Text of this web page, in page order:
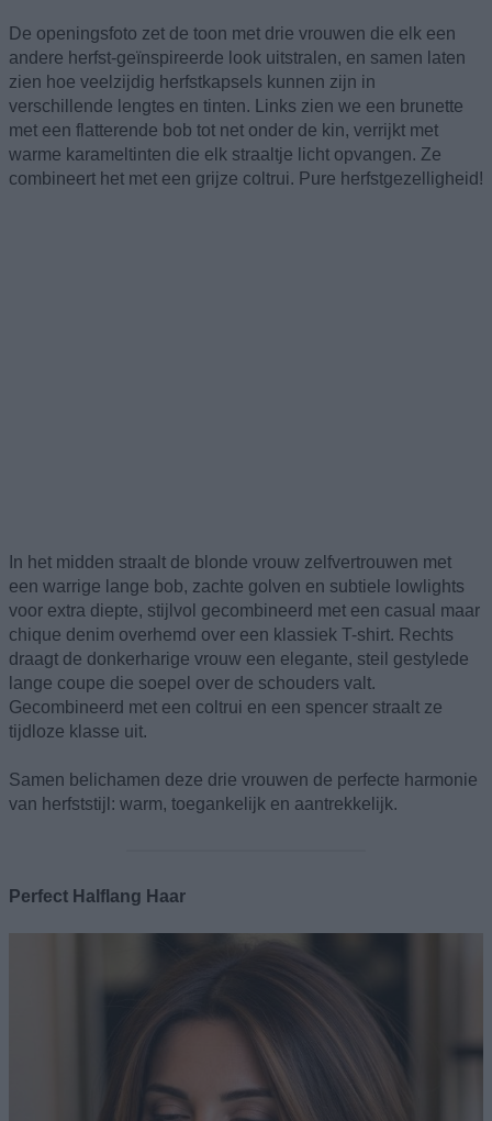
De openingsfoto zet de toon met drie vrouwen die elk een
andere herfst-geïnspireerde look uitstralen, en samen laten
zien hoe veelzijdig herfstkapsels kunnen zijn in
verschillende lengtes en tinten. Links zien we een brunette
met een flatterende bob tot net onder de kin, verrijkt met
warme karameltinten die elk straaltje licht opvangen. Ze
combineert het met een grijze coltrui. Pure herfstgezelligheid!
In het midden straalt de blonde vrouw zelfvertrouwen met
een warrige lange bob, zachte golven en subtiele lowlights
voor extra diepte, stijlvol gecombineerd met een casual maar
chique denim overhemd over een klassiek T-shirt. Rechts
draagt de donkerharige vrouw een elegante, steil gestylede
lange coupe die soepel over de schouders valt.
Gecombineerd met een coltrui en een spencer straalt ze
tijdloze klasse uit.
Samen belichamen deze drie vrouwen de perfecte harmonie
van herfststijl: warm, toegankelijk en aantrekkelijk.
Perfect Halflang Haar